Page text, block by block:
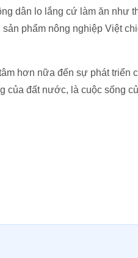
dân lo lắng cứ làm ăn như
phẩm nông nghiệp Việt
hơn nữa đến sự phát triển
của đất nước, là cuộc sống